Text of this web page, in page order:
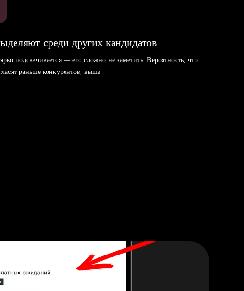
среди других кандидатов
подсвечивается — его сложно не заметить. Вероятность, что
раньше конкурентов, выше